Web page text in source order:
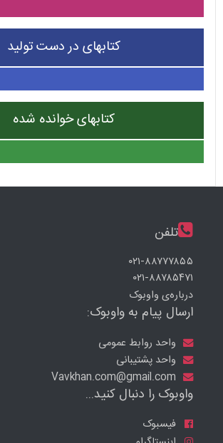
کتابهای در دست تولید
کتابهای خوانده شده
تلفن
۰۲۱-۸۸۷۷۷۸۵۵
۰۲۱-۸۸۷۸۵۴۷۱
درباره‌ی واوبوک
ارسال پیام به واوبوک:
واحد روابط عمومی
واحد پشتیبانی
واوبوک را دنبال کنید...
فیسبوک